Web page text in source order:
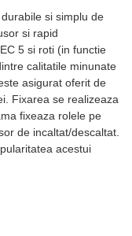
si simplu de
si rapid
5 si roti (in functie
calitatile minunate
asigurat oferit de
Fixarea se realizeaza
fixeaza rolele pe
de incaltat/descaltat.
acestui